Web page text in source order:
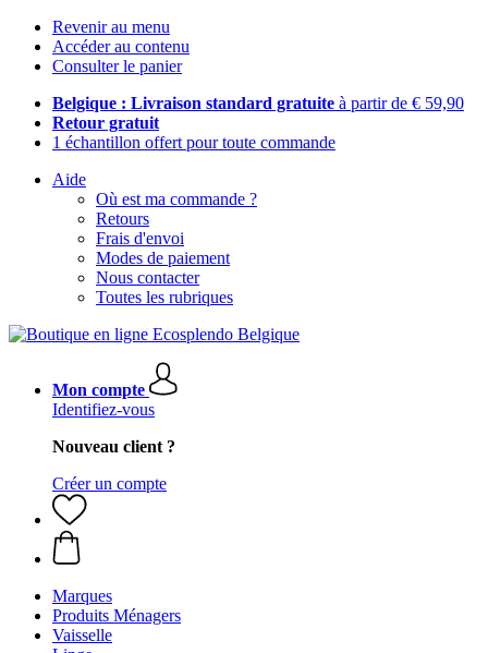
Revenir au menu
Accéder au contenu
Consulter le panier
Belgique : Livraison standard gratuite à partir de € 59,90
Retour gratuit
1 échantillon offert pour toute commande
Aide
Où est ma commande ?
Retours
Frais d'envoi
Modes de paiement
Nous contacter
Toutes les rubriques
Mon compte
Identifiez-vous
Nouveau client ?
Créer un compte
Marques
Produits Ménagers
Vaisselle